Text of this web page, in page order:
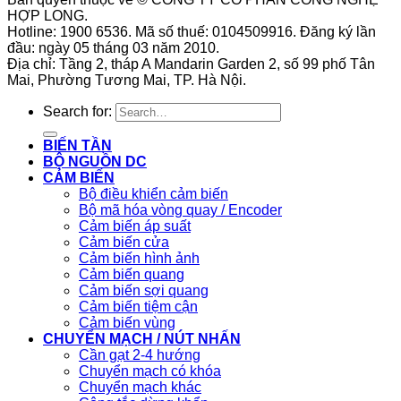
HỢP LONG.
Hotline: 1900 6536. Mã số thuế: 0104509916. Đăng ký lần
đầu: ngày 05 tháng 03 năm 2010.
Địa chỉ: Tầng 2, tháp A Mandarin Garden 2, số 99 phố Tân
Mai, Phường Tương Mai, TP. Hà Nội.
Search for:
BIẾN TẦN
BỘ NGUỒN DC
CẢM BIẾN
Bộ điều khiển cảm biến
Bộ mã hóa vòng quay / Encoder
Cảm biến áp suất
Cảm biến cửa
Cảm biến hình ảnh
Cảm biến quang
Cảm biến sợi quang
Cảm biến tiệm cận
Cảm biến vùng
CHUYỂN MẠCH / NÚT NHẤN
Cần gạt 2-4 hướng
Chuyển mạch có khóa
Chuyển mạch khác